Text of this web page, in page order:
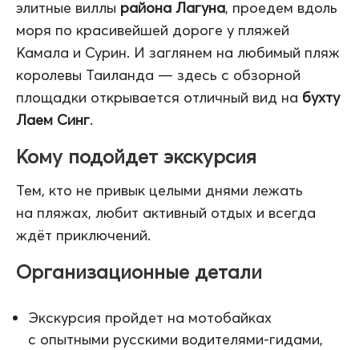
элитные виллы района Лагуна, проедем вдоль
моря по красивейшей дороге у пляжей
Камала и Сурин. И заглянем на любимый пляж
королевы Таиланда — здесь с обзорной
площадки открывается отличный вид на бухту
Лаем Синг.
Кому подойдет экскурсия
Тем, кто не привык целыми днями лежать
на пляжах, любит активный отдых и всегда
ждёт приключений.
Организационные детали
Экскурсия пройдет на мотобайках
с опытными русскими водителями-гидами,